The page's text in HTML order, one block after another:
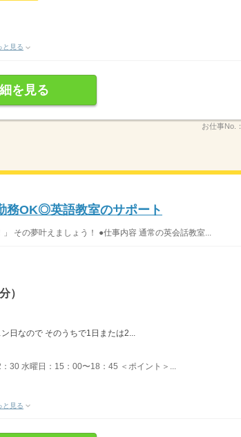
と見る
を見る
お仕事No.：
務OK◎英語教室のサポート
その夢叶えましょう！ ●仕事内容 通常の英会話教室...
）
日なので そのうちで1日または2...
水曜日：15：00〜18：45 ＜ポイント＞...
と見る